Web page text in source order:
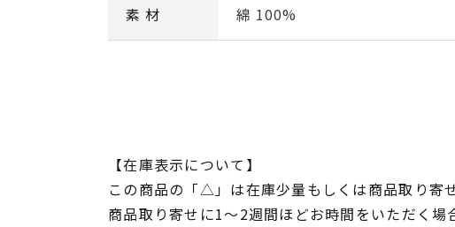
素 材 綿 100%
【在庫表示について】
この商品の「△」は在庫少量もしくは商品取り寄
商品取り寄せに1～2週間ほどお時間をいただく場